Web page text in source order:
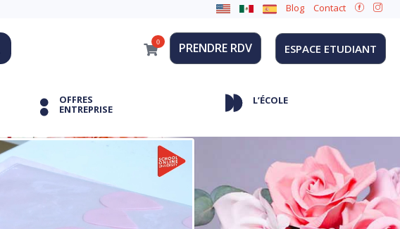
Blog Contact
0 PRENDRE RDV ESPACE ETUDIANT
OFFRES
ENTREPRISE
L’ÉCOLE